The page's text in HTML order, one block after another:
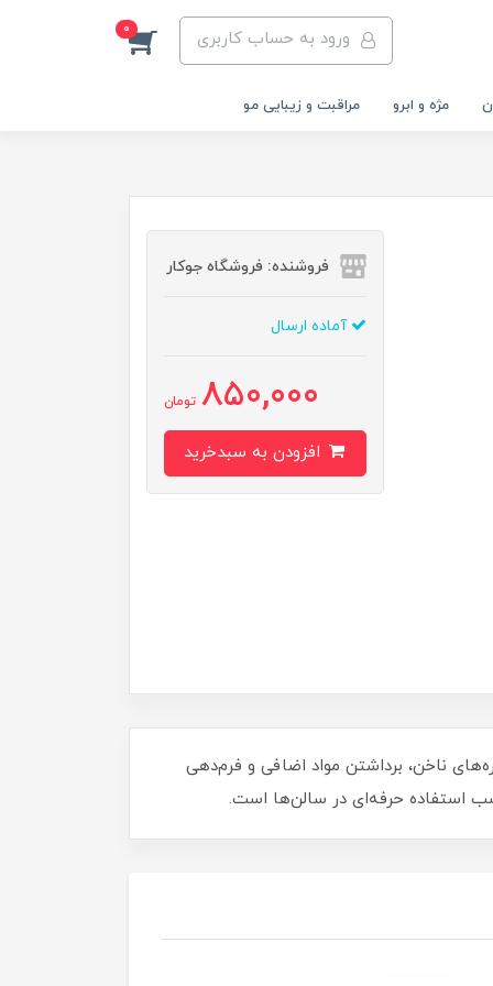
ورود به حساب کاربری 0
مژه و ابرو مراقبت و زیبایی مو
فروشنده: فروشگاه جوکار
آماده ارسال
850,000 تومان
ناخن، برداشتن مواد اضافی و فرم‌دهی
استفاده حرفه‌ای در سالن‌ها است.